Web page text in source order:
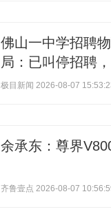
佛山一中学招聘
局：已叫停招聘
极目新闻 2026-08-07
余承东：尊界
齐鲁壹点 2026-08-07